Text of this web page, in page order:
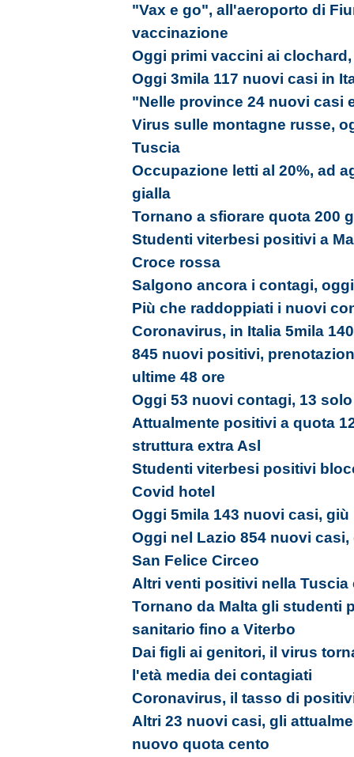
"Vax e go", all'aeroporto di
vaccinazione
Oggi primi vaccini ai
Oggi 3mila 117 nuovi casi in
"Nelle province 24 nuovi casi
Virus sulle montagne russe,
Tuscia
Occupazione letti al 20%, ad
gialla
Tornano a sfiorare quota 200
Studenti viterbesi positivi a
Croce rossa
Salgono ancora i contagi,
Più che raddoppiati i nuovi
Coronavirus, in Italia 5mila
845 nuovi positivi,
ultime 48 ore
Oggi 53 nuovi contagi, 13
Attualmente positivi a quota
struttura extra Asl
Studenti viterbesi positivi
Covid hotel
Oggi 5mila 143 nuovi casi,
Oggi nel Lazio 854 nuovi
San Felice Circeo
Altri venti positivi nella
Tornano da Malta gli studenti
sanitario fino a Viterbo
Dai figli ai genitori, il virus
l'età media dei contagiati
Coronavirus, il tasso di
Altri 23 nuovi casi, gli
nuovo quota cento